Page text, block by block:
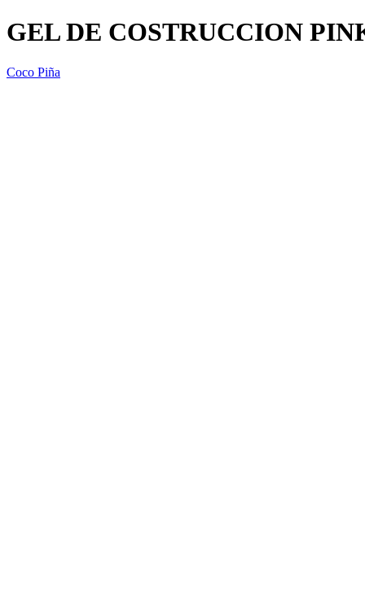
GEL DE COSTRUCCION
Coco Piña